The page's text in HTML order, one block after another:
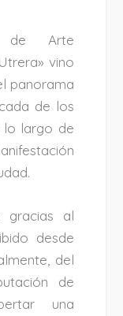
de Arte
vino
panorama
de los
lo largo de
gracias al
desde
del
de
una